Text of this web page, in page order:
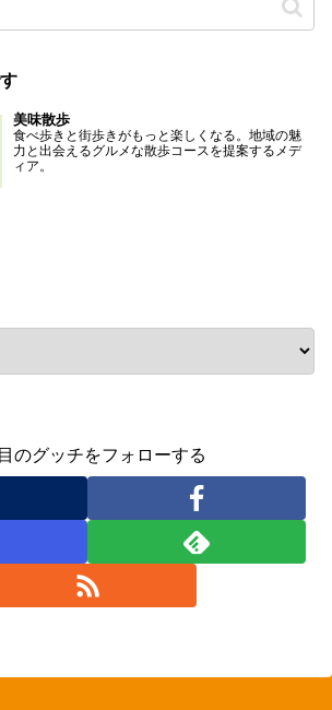
美味散歩
食べ歩きと街歩きがもっと楽しくなる。地域の魅
力と出会えるグルメな散歩コースを提案するメデ
ィア。
のグッチをフォローする